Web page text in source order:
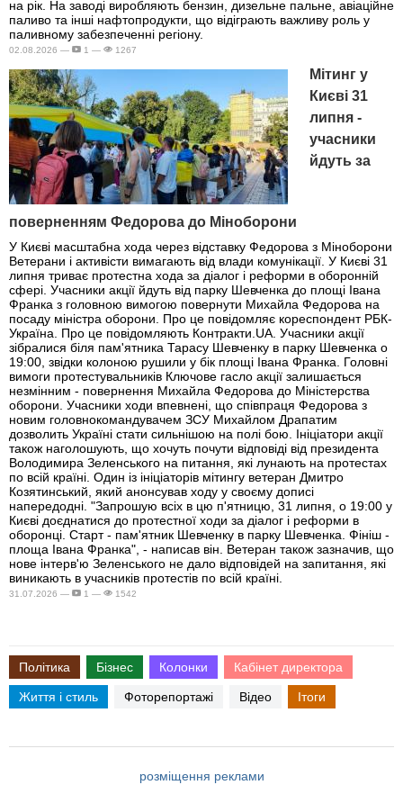
на рік. На заводі виробляють бензин, дизельне пальне, авіаційне
паливо та інші нафтопродукти, що відіграють важливу роль у
паливному забезпеченні регіону.
02.08.2026 — 1 — 1267
Мітинг у
Києві 31
липня -
учасники
йдуть за
поверненням Федорова до Міноборони
У Києві масштабна хода через відставку Федорова з Міноборони
Ветерани і активісти вимагають від влади комунікації. У Києві 31
липня триває протестна хода за діалог і реформи в оборонній
сфері. Учасники акції йдуть від парку Шевченка до площі Івана
Франка з головною вимогою повернути Михайла Федорова на
посаду міністра оборони. Про це повідомляє кореспондент РБК-
Україна. Про це повідомляють Контракти.UA. Учасники акції
зібралися біля пам'ятника Тарасу Шевченку в парку Шевченка о
19:00, звідки колоною рушили у бік площі Івана Франка. Головні
вимоги протестувальників Ключове гасло акції залишається
незмінним - повернення Михайла Федорова до Міністерства
оборони. Учасники ходи впевнені, що співпраця Федорова з
новим головнокомандувачем ЗСУ Михайлом Драпатим
дозволить Україні стати сильнішою на полі бою. Ініціатори акції
також наголошують, що хочуть почути відповіді від президента
Володимира Зеленського на питання, які лунають на протестах
по всій країні. Один із ініціаторів мітингу ветеран Дмитро
Козятинський, який анонсував ходу у своєму дописі
напередодні. "Запрошую всіх в цю п'ятницю, 31 липня, о 19:00 у
Києві доєднатися до протестної ходи за діалог і реформи в
оборонці. Старт - пам'ятник Шевченку в парку Шевченка. Фініш -
площа Івана Франка", - написав він. Ветеран також зазначив, що
нове інтерв'ю Зеленського не дало відповідей на запитання, які
виникають в учасників протестів по всій країні.
31.07.2026 — 1 — 1542
Політика Бізнес Колонки Кабінет директора
Життя і стиль Фоторепортажі Відео Ітоги
розміщення реклами